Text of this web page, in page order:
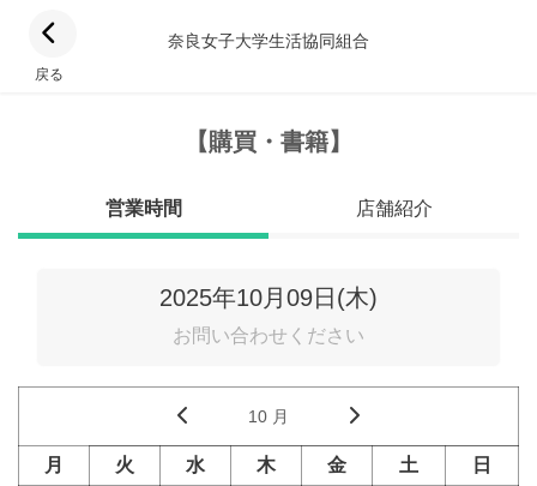
戻る
奈良女子大学生活協同組合
【購買・書籍】
営業時間 店舗紹介
2025年10月09日(木)
お問い合わせください
10 月
月 火 水 木 金 土 日